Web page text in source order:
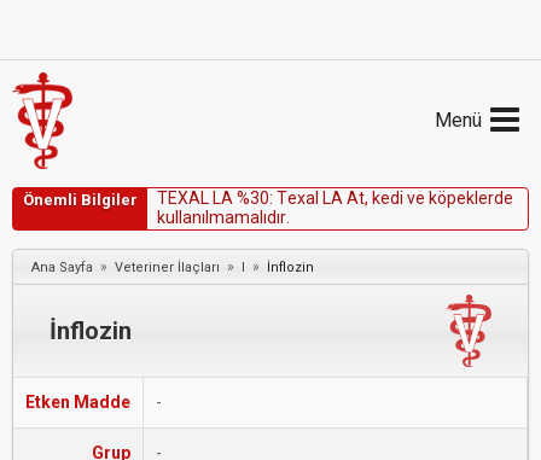
Menü
Önemli Bilgiler TEXAL LA %30: Texa LA At, kedi ve köpekerde
ku anı mama ıdır
Ana Sayfa » Veteriner İlaçları » I » İnflozin
İnflozin
Etken Madde -
Grup -